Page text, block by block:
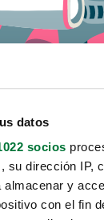
datos
socios
su dirección IP,
y
con el fin